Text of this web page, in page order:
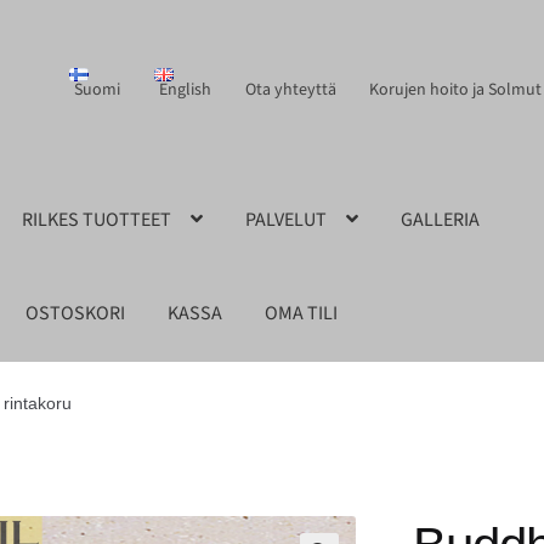
Suomi English Ota yhteyttä Korujen hoito ja Solmut
RILKES TUOTTEET PALVELUT GALLERIA
OSTOSKORI KASSA OMA TILI